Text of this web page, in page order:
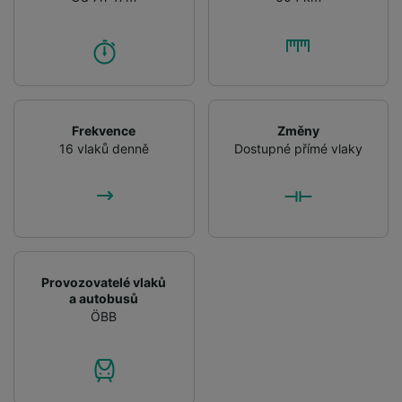
Frekvence
16 vlaků denně
Změny
Dostupné přímé vlaky
Provozovatelé vlaků
a autobusů
ÖBB